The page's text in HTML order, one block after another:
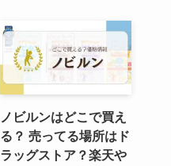
ノビルンはどこで買え
る？ 売ってる場所はド
ラッグストア？楽天や